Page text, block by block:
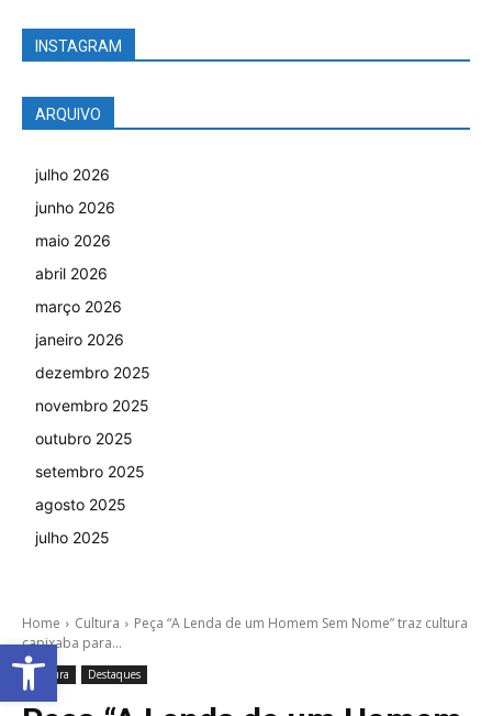
INSTAGRAM
ARQUIVO
julho 2026
junho 2026
maio 2026
abril 2026
março 2026
janeiro 2026
dezembro 2025
novembro 2025
outubro 2025
setembro 2025
agosto 2025
julho 2025